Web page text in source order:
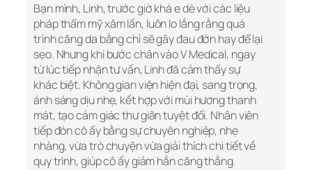
Bạn mình, Linh, trước giờ khá e dè với các liệu
pháp thẩm mỹ xâm lấn, luôn lo lắng rằng quá
trình căng da bằng chỉ sẽ gây đau đớn hay để lại
sẹo. Nhưng khi bước chân vào V Medical, ngay
từ lúc tiếp nhận tư vấn, Linh đã cảm thấy sự
khác biệt. Không gian viện hiện đại, sang trọng,
ánh sáng dịu nhẹ, kết hợp với mùi hương thanh
mát, tạo cảm giác thư giãn tuyệt đối. Nhân viên
tiếp đón cô ấy bằng sự chuyên nghiệp, nhẹ
nhàng, vừa trò chuyện vừa giải thích chi tiết về
quy trình, giúp cô ấy giảm hẳn căng thẳng.